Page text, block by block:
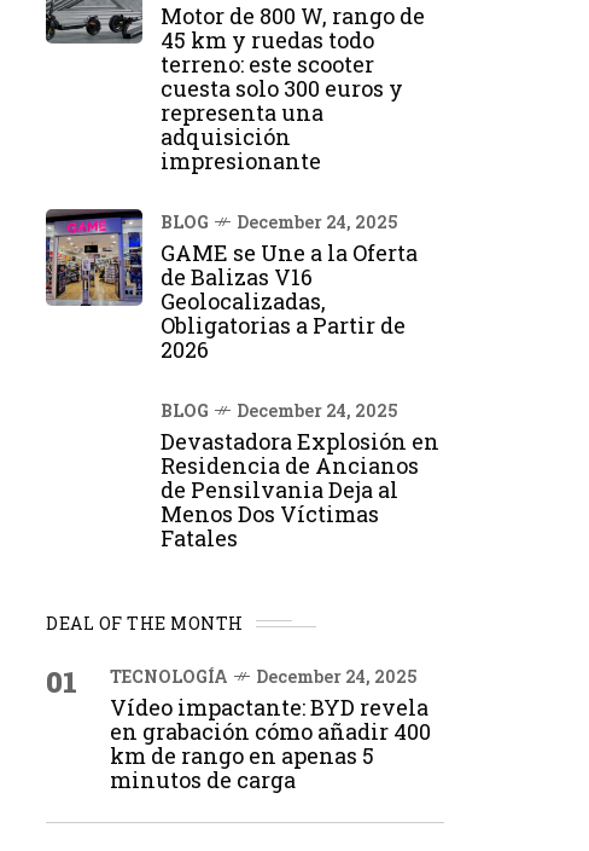
Motor de 800 W, rango de
45 km y ruedas todo
terreno: este scooter
cuesta solo 300 euros y
representa una
adquisición
impresionante
BLOG December 24, 2025
GAME se Une a la Oferta
de Balizas V16
Geolocalizadas,
Obligatorias a Partir de
2026
BLOG December 24, 2025
Devastadora Explosión en
Residencia de Ancianos
de Pensilvania Deja al
Menos Dos Víctimas
Fatales
DEAL OF THE MONTH
01 TECNOLOGÍA December 24, 2025
Vídeo impactante: BYD revela
en grabación cómo añadir 400
km de rango en apenas 5
minutos de carga